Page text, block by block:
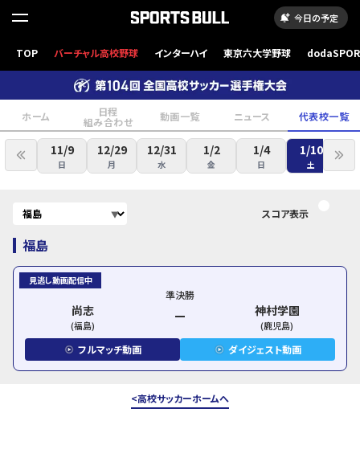
今日の予定
TOP バーチャル高校野球 インターハイ 東京六大学野球
ホーム 日程
組み合わせ 動画一覧 ニュース 代表校一覧
11/9
日
12/29
月
12/31
水
1/2
金
1/4
日
1/10
土
スコア表示
福島
見逃し動画配信中
準決勝
尚志
(福島)
神村学園
(鹿児島)
フルマッチ動画 ダイジェスト動画
高校サッカーホームへ